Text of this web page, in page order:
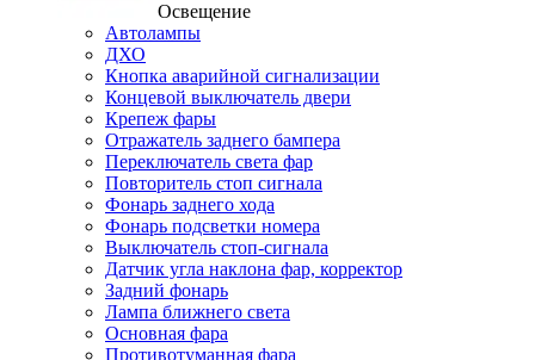
Освещение
Автолампы
ДХО
Кнопка аварийной сигнализации
Концевой выключатель двери
Крепеж фары
Отражатель заднего бампера
Переключатель света фар
Повторитель стоп сигнала
Фонарь заднего хода
Фонарь подсветки номера
Выключатель стоп-сигнала
Датчик угла наклона фар, корректор
Задний фонарь
Лампа ближнего света
Основная фара
Противотуманная фара